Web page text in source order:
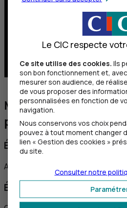
Monetico Mobile +,
paiement mobile
Étape 1 : l’authentification
Authentifiez-vous sur
Étape 2 : sélection du
Le CIC respecte
Ce site utilise des cookies. Ils
son bon fonctionnement et,
mesurer son audience, de
de vous proposer des
personnalisées en fonction de
navigation.
Nous conservons vos choix
pouvez à tout moment changer
lien « Gestion des cookies »
du site.
Consulter notre